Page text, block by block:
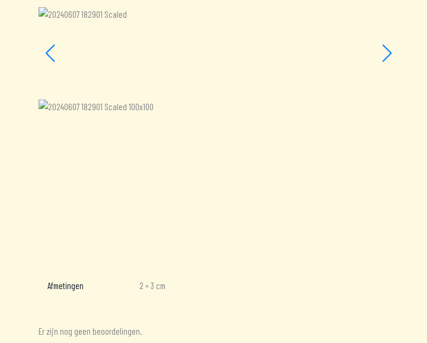
Afmetingen 2 × 3 cm
Er zijn nog geen beoordelingen.